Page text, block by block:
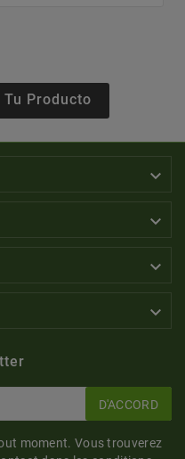
Producto




D'ACCORD
moment. Vous trouverez